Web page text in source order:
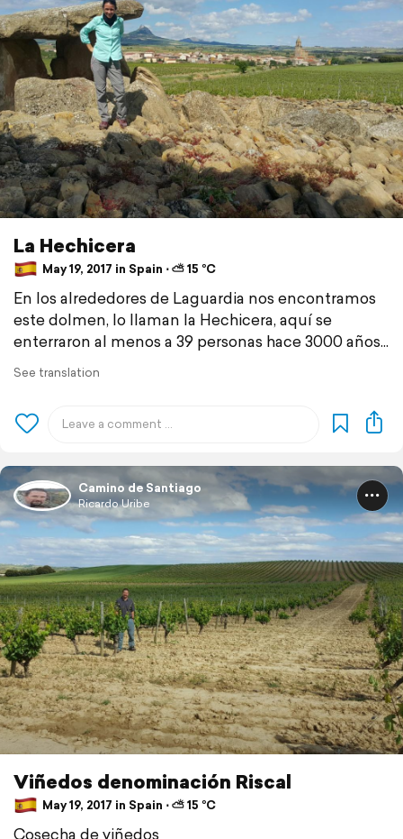
La Hechicera
May 19, 2017 in Spain ⋅ ⛅ 15 °C
En los alrededores de Laguardia nos encontramos
este dolmen, lo llaman la Hechicera, aquí se
enterraron al menos a 39 personas hace 3000 años...
See translation
Camino de Santiago
Ricardo Uribe
Viñedos denominación Riscal
May 19, 2017 in Spain ⋅ ⛅ 15 °C
Cosecha de viñedos